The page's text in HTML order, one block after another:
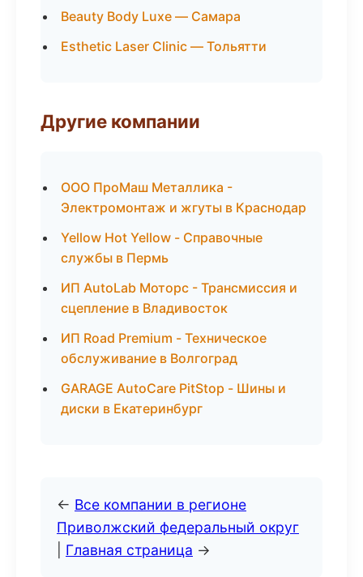
Beauty Body Luxe — Самара
Esthetic Laser Clinic — Тольятти
Другие компании
ООО ПроМаш Металлика -
Электромонтаж и жгуты в Краснодар
Yellow Hot Yellow - Справочные
службы в Пермь
ИП AutoLab Моторс - Трансмиссия и
сцепление в Владивосток
ИП Road Premium - Техническое
обслуживание в Волгоград
GARAGE AutoCare PitStop - Шины и
диски в Екатеринбург
← Все компании в регионе
Приволжский федеральный округ
Главная страница →